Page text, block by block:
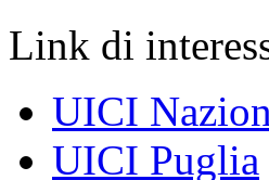
Link di
UICI
UICI Puglia